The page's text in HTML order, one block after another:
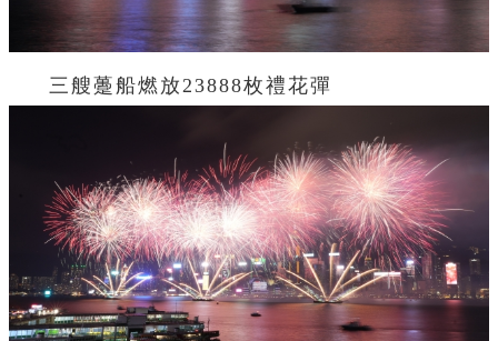
三艘躉船燃放23888枚禮花彈